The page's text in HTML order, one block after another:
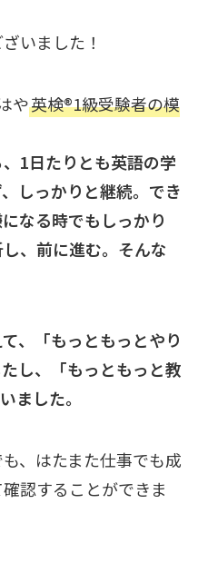
いました！
や英検®︎1級受験者の模
1日たりとも英語の学
しっかりと継続。でき
なる時でもしっかり
、前に進む。そんな
、「もっともっとやり
し、「もっともっと教
ました。
、はたまた仕事でも成
認することができま